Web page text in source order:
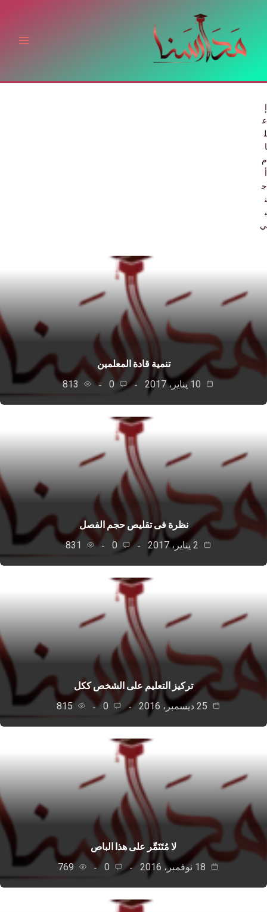
تنمية قادة المعلمين
0
813
نظرة فى تقليص حجم الفصل
0
831
تركيز التعليم على الشخص ككل
0
815
لا مُتَنَمِّر على هذا الباص
0
769